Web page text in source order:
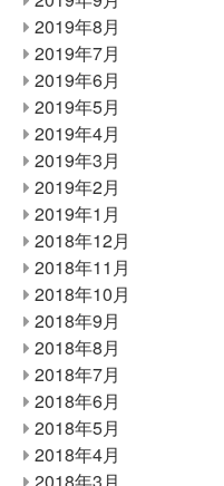
2019年8月
2019年7月
2019年6月
2019年5月
2019年4月
2019年3月
2019年2月
2019年1月
2018年12月
2018年11月
2018年10月
2018年9月
2018年8月
2018年7月
2018年6月
2018年5月
2018年4月
2018年3月